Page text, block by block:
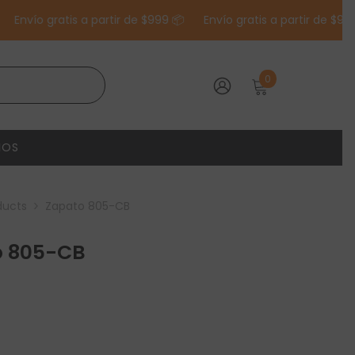
gratis a partir de $999 📦 Envío gratis a partir de $999 📦
0 0
805-CB